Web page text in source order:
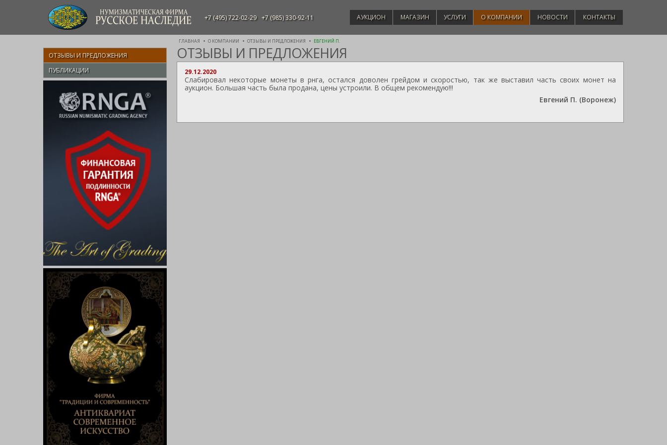
НУМИЗМАТИЧЕСКАЯ ФИРМА
РУССКОЕ НАСЛЕДИЕ +7 (495) 722-02-29 +7 (985) 330-92-11 АУКЦИОН МАГАЗИН УСЛУГИ О КОМПАНИИ НОВОСТИ КОНТАКТЫ
ГЛАВНАЯ О КОМПАНИИ ОТЗЫВЫ И ПРЕДЛОЖЕНИЯ ЕВГЕНИЙ П.
ОТЗЫВЫ И ПРЕДЛОЖЕНИЯ
ПУБЛИКАЦИИ
ОТЗЫВЫ И ПРЕДЛОЖЕНИЯ
29.12.2020
Слабировал некоторые монеты в рнга, остался доволен грейдом и скоростью, так же выставил часть своих монет на
аукцион. Большая часть была продана, цены устроили. В общем рекомендую!!!
Евгений П. (Воронеж)